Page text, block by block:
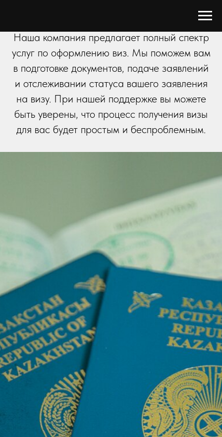
Наша компания предлагает полный спектр
услуг по оформлению виз. Мы поможем вам
в подготовке документов, подаче заявлений
и отслеживании статуса вашего заявления
на визу. При нашей поддержке вы можете
быть уверены, что процесс получения визы
для вас будет простым и беспроблемным.